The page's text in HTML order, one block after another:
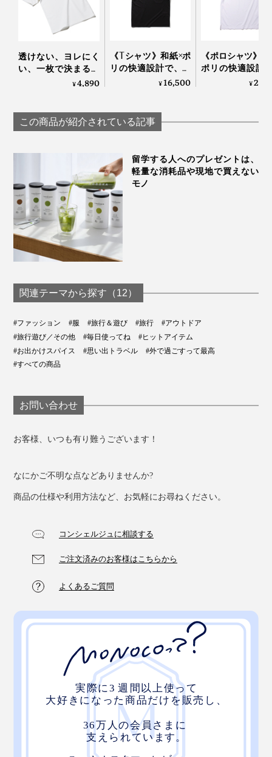
カラーは、万能なベーシックカラーと、発色の美しいペ
左から「ミントグリーン」「ライトイエロー」「ホワイト」「サックスブルー」
「チャコールネイビー」「ブラック」
丈が長かったら、ハサミでカットしてもOK。切り口か
写真は、「 サラリフィット／ネイビー」の上に「サラリT／ライトイエロー」を重
透けない、ヨレにく
い、一枚で決まるシ
ルエット。大人がた
TOKYO
¥4,890
《Tシャツ》和紙×ポ
リの快適設計で、湿
気を吸って逃す、
シャツ」｜K-3B
¥16,500
《ポロシャツ》和
ポリの快適設計
湿気を吸って逃
¥
この商品が紹介されている記事
留学する人へのプレゼントは、
軽量な消耗品や現地で買えない
モノ
関連テーマから探す（12）
#ファッション #服 #旅行＆遊び #旅行
#アウトドア
#旅行遊び／その他
#毎日使ってね
#ヒットアイテム
#お出かけスパイス
#思い出トラベル
#外で過ごすって最高
#すべての商品
お問い合わせ
お客様、いつも有り難うございます！
なにかご不明な点などありませんか?
商品の仕様や利用方法など、お気軽にお尋ねください。
コンシェルジュに相談する
ご注文済みのお客様はこちらから
よくあるご質問